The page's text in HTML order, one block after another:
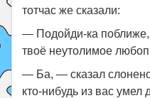
тотчас же сказали:
— Подойди-ка
твоё неутолимое
— Ба, — сказал
кто-нибудь из вас умел